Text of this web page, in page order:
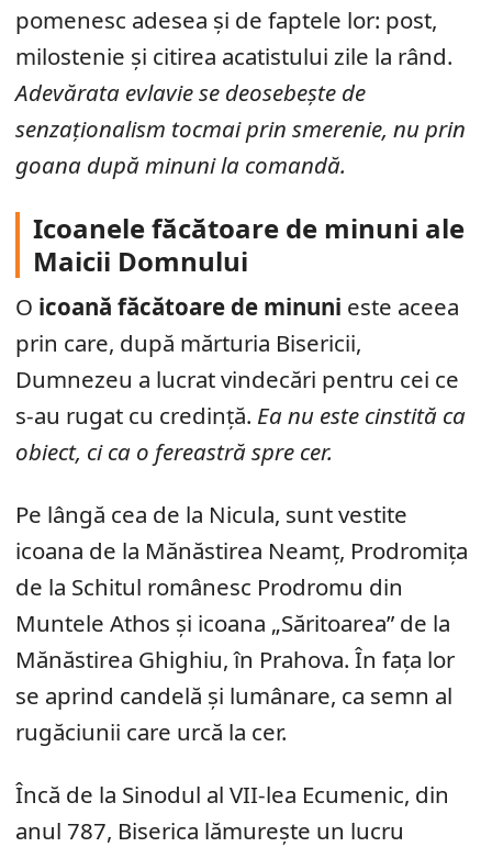
pomenesc adesea și de faptele lor: post,
milostenie și citirea acatistului zile la rând.
Adevărata evlavie se deosebește de
senzaționalism tocmai prin smerenie, nu prin
goana după minuni la comandă.
Icoanele făcătoare de minuni ale
Maicii Domnului
O icoană făcătoare de minuni este aceea
prin care, după mărturia Bisericii,
Dumnezeu a lucrat vindecări pentru cei ce
s-au rugat cu credință. Ea nu este cinstită ca
obiect, ci ca o fereastră spre cer.
Pe lângă cea de la Nicula, sunt vestite
icoana de la Mănăstirea Neamț, Prodromița
de la Schitul românesc Prodromu din
Muntele Athos și icoana „Săritoarea” de la
Mănăstirea Ghighiu, în Prahova. În fața lor
se aprind candelă și lumânare, ca semn al
rugăciunii care urcă la cer.
Încă de la Sinodul al VII-lea Ecumenic, din
anul 787, Biserica lămurește un lucru